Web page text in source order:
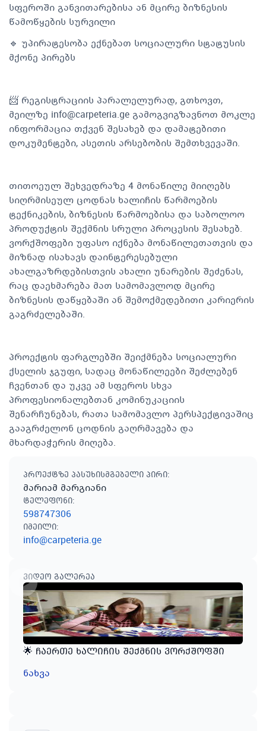
სფეროში განვითარებისა ან მცირე ბიზნესის
წამოწყების სურვილი
🔹 უპირატესობა ექნებათ სოციალური სტატუსის
მქონე პირებს
📨 რეგისტრაციის პარალელურად, გთხოვთ,
მეილზე info@carpeteria.ge გამოგვიგზავნოთ მოკლე
ინფორმაცია თქვენ შესახებ და დამატებითი
დოკუმენტები, ასეთის არსებობის შემთხვევაში.
თითოეულ შეხვედრაზე 4 მონაწილე მიიღებს
სიღრმისეულ ცოდნას ხალიჩის წარმოების
ტექნიკების, ბიზნესის წარმოებისა და საბოლოო
პროდუქტის შექმნის სრული პროცესის შესახებ.
ვორქშოფები უფასო იქნება მონაწილეთათვის და
მიზნად ისახავს დაინტერესებული
ახალგაზრდებისთვის ახალი უნარების შეძენას,
რაც დაეხმარება მათ სამომავლოდ მცირე
ბიზნესის დაწყებაში ან შემოქმედებითი კარიერის
გაგრძელებაში.
პროექტის ფარგლებში შეიქმნება სოციალური
ქსელის ჯგუფი, სადაც მონაწილეები შეძლებენ
ჩვენთან და უკვე ამ სფეროს სხვა
პროფესიონალებთან კომინუკაციის
შენარჩუნებას, რათა სამომავლო პერსპექტივაშიც
გააგრძელონ ცოდნის გაღრმავება და
მხარდაჭერის მიღება.
პროექტზე პასუხისმგებელი პირი:
მარიამ მარგიანი
ტელეფონი:
598747306
იმეილი:
info@carpeteria.ge
ვიდეო გალერეა
🌟 ჩაერთე ხალიჩის შექმნის ვორქშოფში
ნახვა